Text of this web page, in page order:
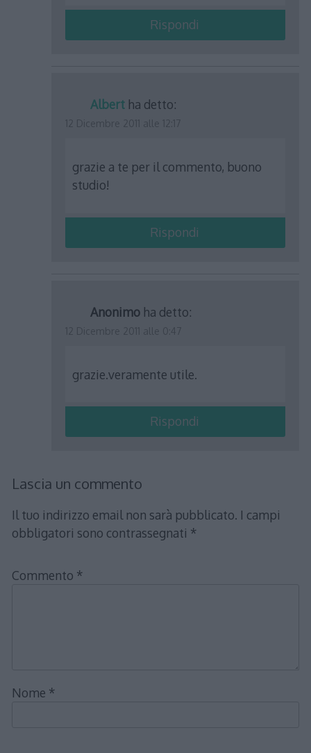
Rispondi
Albert ha detto:
grazie a te per il commento, buono
studio!
Rispondi
Anonimo ha detto:
grazie.veramente utile.
Rispondi
Lascia un commento
Il tuo indirizzo email non sarà pubblicato. I campi
obbligatori sono contrassegnati *
Commento *
Nome *